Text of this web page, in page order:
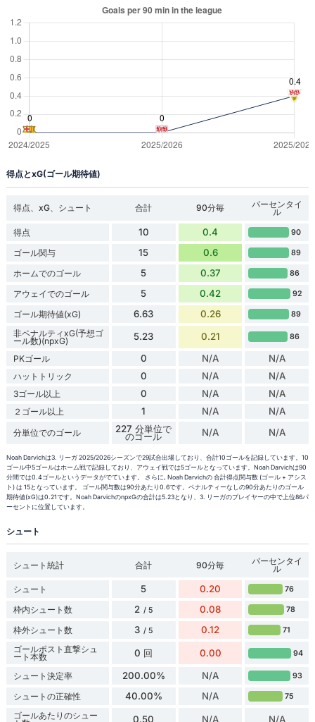
得点とxG(ゴール期待値)
得点、xG、シュート 合計 90分毎 パーセンタイ
ル
得点
10 0.4 90
ゴール関与 15 0.6 89
ホームでのゴール 5 0.37 86
アウェイでのゴール 5 0.42 92
ゴール期待値(xG) 6.63 0.26 89
非ペナルティxG(予想ゴ
ール数)(npxG) 5.23 0.21 86
PKゴール 0 N/A N/A
ハットトリック 0 N/A N/A
3ゴール以上 0 N/A N/A
２ゴール以上 1 N/A N/A
分単位でのゴール 227 分単位で
のゴール N/A N/A
Noah Darvichは3. リーガ 2025/2026シーズンで29試合出場しており、合計10ゴールを記録しています。10
ゴール中5ゴールはホーム戦で記録しており、アウェイ戦では5ゴールとなっています。Noah Darvichは90
分間では0.4ゴールというデータがでています。 さらに, Noah Darvichの 合計得点関与数 (ゴール + アシス
ト) は 15となっています。 ゴール関与数は90分あたり0.6です。ペナルティーなしの90分あたりのゴール
期待値(xG)は0.21です。Noah DarvichのnpxGの合計は5.23となり、3. リーガのプレイヤーの中で上位86パ
ーセントに位置しています。
シュート
シュート統計 合計 90分毎 パーセンタイ
ル
シュート
5 0.20 76
枠内シュート数 2 / 5 0.08 78
枠外シュート数 3 / 5 0.12 71
ゴールポスト直撃シュ
ート本数 0 回 0.00 94
シュート決定率 200.00% N/A 93
シュートの正確性 40.00% N/A 75
ゴールあたりのシュー 0.50 N/A N/A